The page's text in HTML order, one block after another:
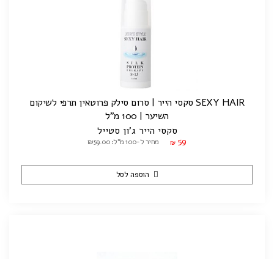
SEXY HAIR סקסי הייר | סרום סילק פרוטאין תרפי לשיקום
השיער | 100 מ"ל
סקסי הייר ג'ון סטייל
₪ 59 מחיר ל-100 מ"ל: ₪59.00
הוספה לסל